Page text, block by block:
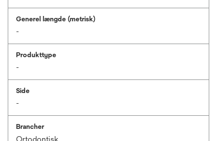
Generel længde (metrisk)
-
Produkttype
-
Side
-
Brancher